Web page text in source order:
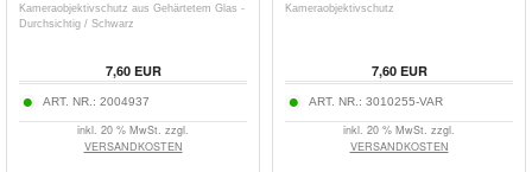
Kameraobjektivschutz aus Gehärtetem Glas -
Durchsichtig / Schwarz
7,60EUR
ART. NR.: 2004937
inkl. 20 % MwSt. zzgl.
VERSANDKOSTEN
Kameraobjektivschutz
7,60EUR
ART. NR.: 3010255-VAR
inkl. 20 % MwSt. zzgl.
VERSANDKOSTEN